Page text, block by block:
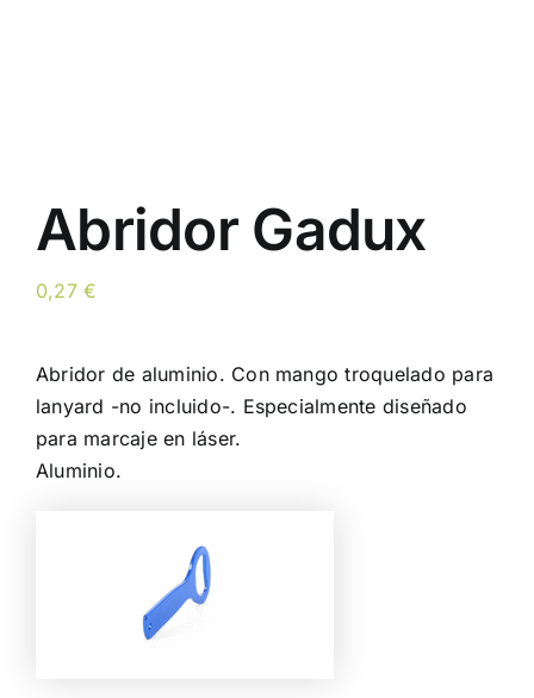
Abridor Gadux
0,27€
Abridor de aluminio. Con mango troquelado para
lanyard -no incluido-. Especialmente diseñado
para marcaje en láser.
Aluminio.